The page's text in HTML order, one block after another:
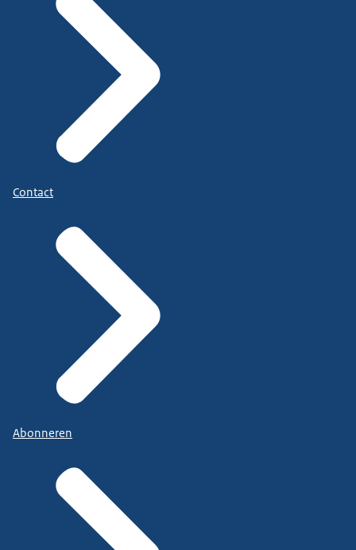
Contact
Abonneren